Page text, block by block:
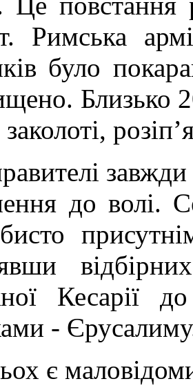
Римська
було
Близько
до волі.
Кесарії
-
є